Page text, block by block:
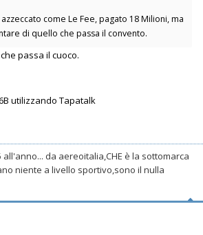
come Le Fee, pagato 18 Milioni, ma
di quello che passa il convento.
passa il cuoco.
utilizzando Tapatalk
da aereoitalia,CHE è la sottomarca
niente a livello sportivo,sono il nulla